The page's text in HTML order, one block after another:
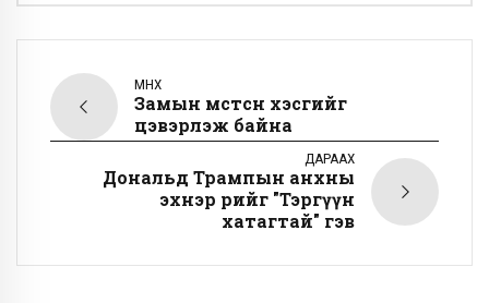
ӨМНӨХ
Замын мөстсөн хэсгийг
цэвэрлэж байна
ДАРААХ
Дональд Трампын анхны
эхнэр өөрийгөө "Тэргүүн
хатагтай" гэв